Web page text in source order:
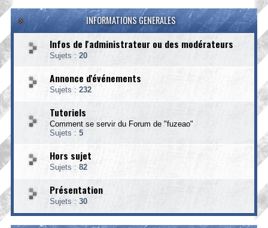
INFORMATIONS GENERALES
Infos de l'administrateur ou des modérateurs
Sujets : 20
Annonce d'événements
Sujets : 232
Tutoriels
Comment se servir du Forum de "fuzeao"
Sujets : 5
Hors sujet
Sujets : 82
Présentation
Sujets : 30